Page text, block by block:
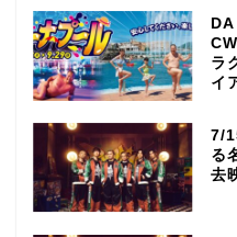
ラ
イ
7/
る
去